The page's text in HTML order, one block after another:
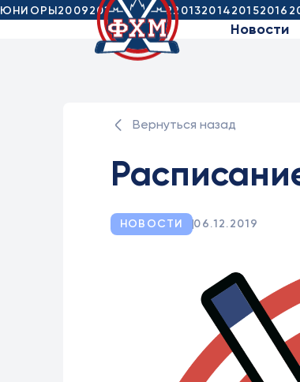
ЮНИОРЫ20092010201120122013201420152016
Новости
Вернуться назад
НОВОСТИ 06.12.2019